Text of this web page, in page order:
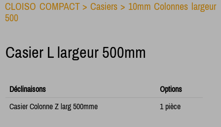
CLOISO COMPACT > Casiers > 10mm Colonnes largeur
500
Casier L largeur 500mm
Déclinaisons
Options
Casier Colonne Z larg 500mme
1 pièce